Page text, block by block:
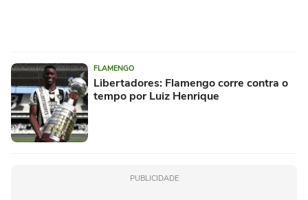
FLAMENGO
Libertadores: Flamengo corre contra o
tempo por Luiz Henrique
PUBLICIDADE